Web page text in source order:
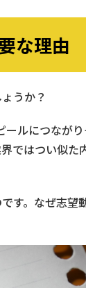
な理由
うか？
ルにつなが
ではつい似
す。なぜ志望